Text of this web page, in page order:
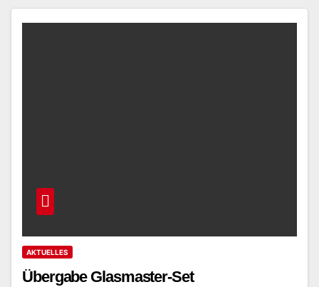
AKTUELLES
Übergabe Glasmaster-Set